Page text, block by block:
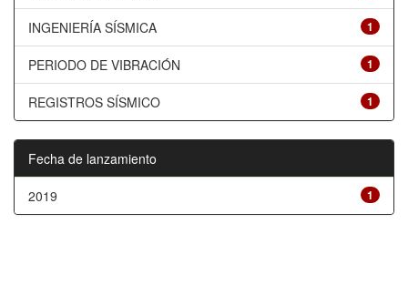
1
INGENIERÍA SÍSMICA
1
PERIODO DE VIBRACIÓN
1
REGISTROS SÍSMICO
Fecha de lanzamiento
1
2019